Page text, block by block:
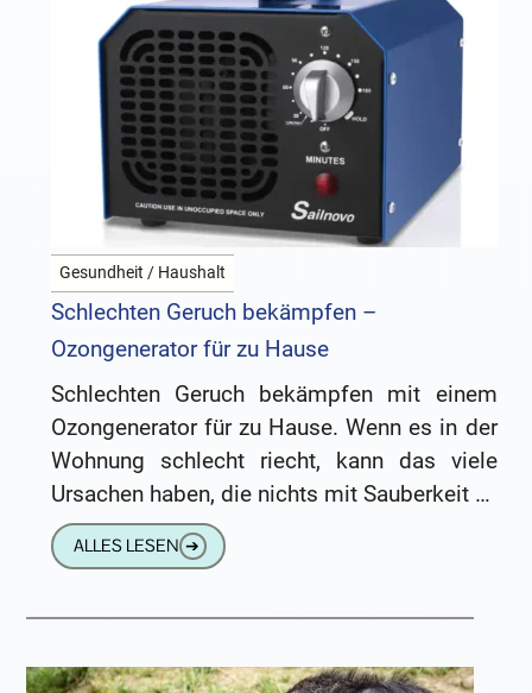
Gesundheit / Haushalt
Schlechten Geruch bekämpfen –
Ozongenerator für zu Hause
Schlechten Geruch bekämpfen mit einem
Ozongenerator für zu Hause. Wenn es in der
Wohnung schlecht riecht, kann das viele
Ursachen haben, die nichts mit Sauberkeit zu
tun haben. Schlechter Geruch
ALLES LESEN ➔